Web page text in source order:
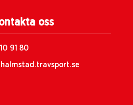
oss
91 80